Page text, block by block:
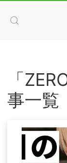
「
事一覧